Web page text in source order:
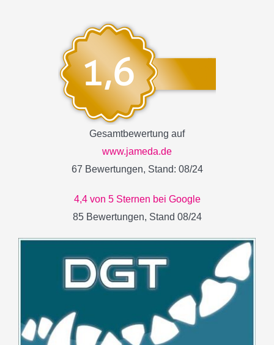
Gesamtbewertung auf
www.jameda.de
67 Bewertungen, Stand: 08/24
4,4 von 5 Sternen bei Google
85 Bewertungen, Stand 08/24